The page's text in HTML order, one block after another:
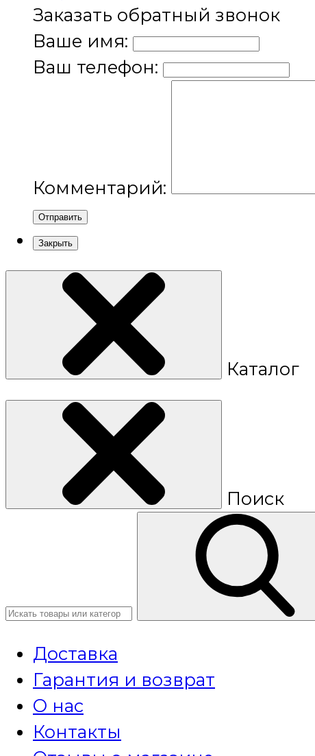
Заказать обратный звонок
Ваше имя:
Ваш телефон:
Комментарий:
Отправить
Закрыть
Каталог
Поиск
Доставка
Гарантия и возврат
О нас
Контакты